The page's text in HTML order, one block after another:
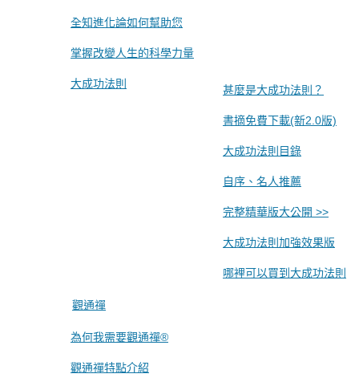
全知進化論如何幫助您
掌握改變人生的科學力量
大成功法則 甚麼是大成功法則？
書摘免費下載(新2.0版)
大成功法則目錄
自序、名人推薦
完整精華版大公開 >>
大成功法則加強效果版
哪裡可以買到大成功法則
觀通禪
為何我需要觀通禪®
觀通禪特點介紹